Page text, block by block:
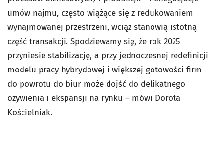
umów najmu, często wiążące się z redukowaniem
wynajmowanej przestrzeni, wciąż stanowią istotną
część transakcji. Spodziewamy się, że rok 2025
przyniesie stabilizację, a przy jednoczesnej redefinicji
modelu pracy hybrydowej i większej gotowości firm
do powrotu do biur może dojść do delikatnego
ożywienia i ekspansji na rynku – mówi Dorota
Kościelniak.